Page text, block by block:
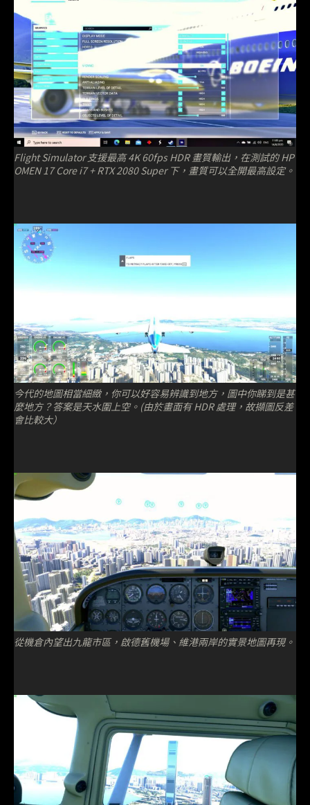
Flight Simulator 支援最高 4K 60fps HDR 畫質輸出，在測試的 HP
OMEN 17 Core i7 + RTX 2080 Super 下，畫質可以全開最高設定。
今代的地圖相當細緻，你可以好容易辨識到地方，圖中你睇到是甚
麼地方？答案是天水圍上空。(由於畫面有 HDR 處理，故擷圖反差
會比較大）
從機倉內望出九龍市區，啟德舊機場、維港兩岸的實景地圖再現。